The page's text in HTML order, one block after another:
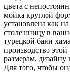
цвета c
мойка круглой
установлена как
столешницу в
турецкой бани
производство
размерам, дизайну
Для того, чтобы